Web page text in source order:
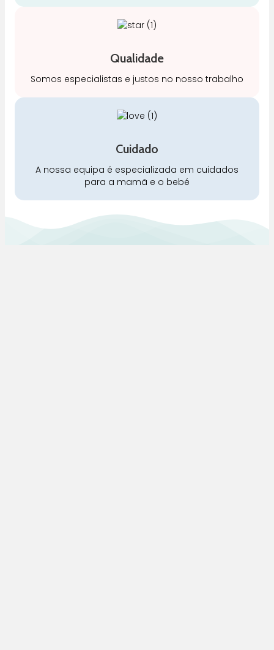
Qualidade
Somos especialistas e justos no nosso trabalho
Cuidado
A nossa equipa é especializada em cuidados
para a mamã e o bebé